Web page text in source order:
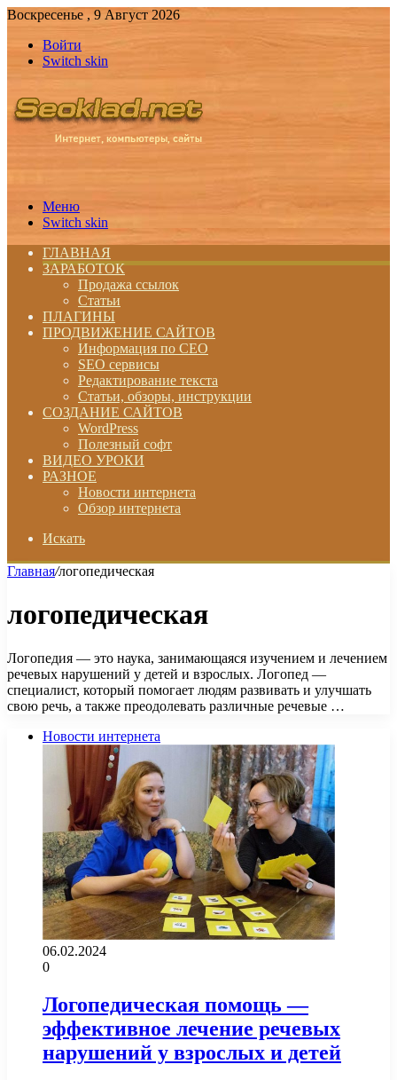
Воскресенье , 9 Август 2026
Войти
Switch skin
Меню
Switch skin
ГЛАВНАЯ
ЗАРАБОТОК
Продажа ссылок
Статьи
ПЛАГИНЫ
ПРОДВИЖЕНИЕ САЙТОВ
Информация по СЕО
SEO сервисы
Редактирование текста
Статьи, обзоры, инструкции
СОЗДАНИЕ САЙТОВ
WordPress
Полезный софт
ВИДЕО УРОКИ
РАЗНОЕ
Новости интернета
Обзор интернета
Искать
Главная/логопедическая
логопедическая
Логопедия — это наука, занимающаяся изучением и лечением
речевых нарушений у детей и взрослых. Логопед —
специалист, который помогает людям развивать и улучшать
свою речь, а также преодолевать различные речевые …
Новости интернета
06.02.2024
0
Логопедическая помощь —
эффективное лечение речевых
нарушений у взрослых и детей